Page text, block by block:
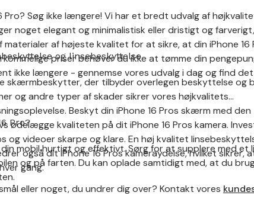
Pro? Søg ikke længere! Vi har et bredt udvalg af
noget elegant og minimalistisk eller dristigt og
af højeste kvalitet for at sikre, at din iPhone 16
priser behøver du ikke at tømme din
ikke længere - gennemse vores udvalg i dag og find det
og linsebeskyttelse
skærmbeskytter, der tilbyder overlegen beskyttelse og
og andre typer af skader sikrer vores højkvalitets
Beskyt din iPhone 16 Pros skærm med den
ødelægge kvaliteten på dit iPhone 16 Pros kamera.
videoer skarpe og klare. En høj kvalitet
også dit iPhone 16 Pros kameraydelse, hvilket sikrer,
gang.
Pro?
mobil hurtigt og effektivt. Sørg for at supplere med et
og på farten. Du kan oplade samtidigt med, at du
eller noget, du undrer dig over? Kontakt vores